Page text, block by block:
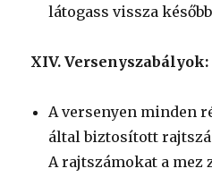
látogass vissza később
XIV. Versenyszabályok:
A versenyen minden
által biztosított
A rajtszámokat a mez